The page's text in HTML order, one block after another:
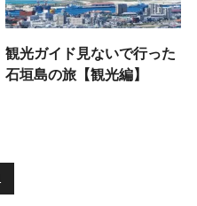
観光ガイド見ないで行った
石垣島の旅【観光編】